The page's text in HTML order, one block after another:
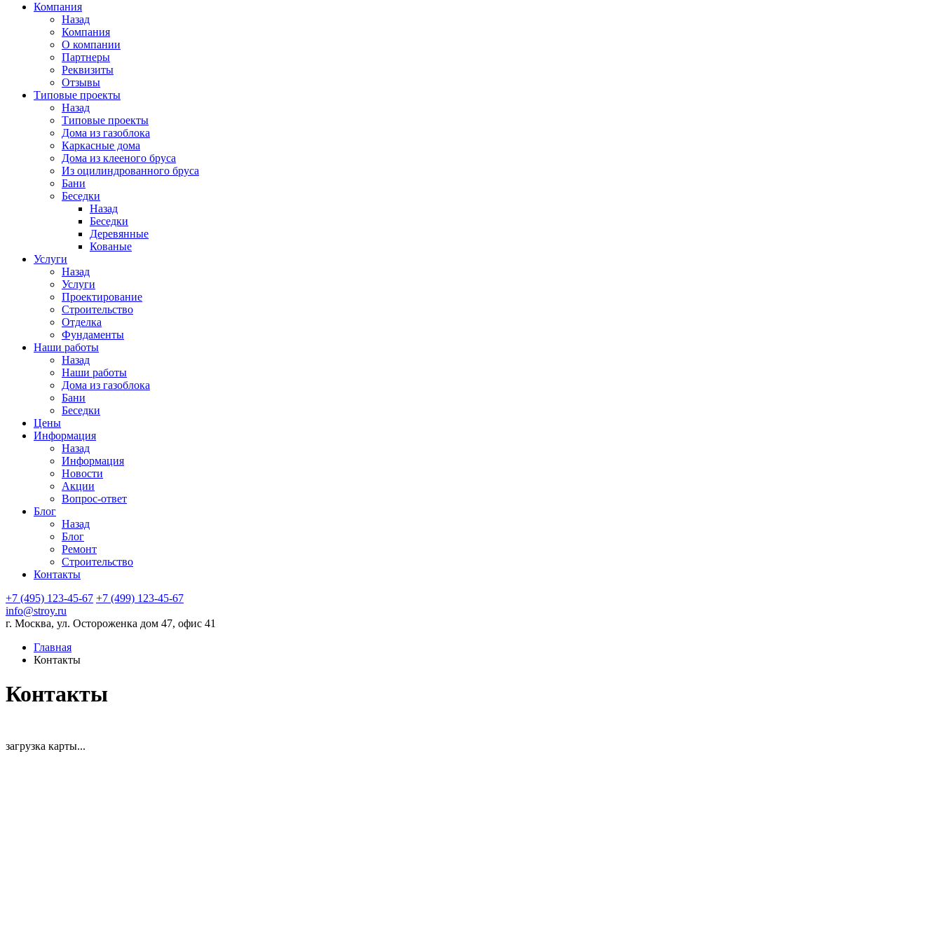
Компания
Назад
Компания
О компании
Партнеры
Реквизиты
Отзывы
Типовые проекты
Назад
Типовые проекты
Дома из газоблока
Каркасные дома
Дома из клееного бруса
Из оцилиндрованного бруса
Бани
Беседки
Назад
Беседки
Деревянные
Кованые
Услуги
Назад
Услуги
Проектирование
Строительство
Отделка
Фундаменты
Наши работы
Назад
Наши работы
Дома из газоблока
Бани
Беседки
Цены
Информация
Назад
Информация
Новости
Акции
Вопрос-ответ
Блог
Назад
Блог
Ремонт
Строительство
Контакты
+7 (495) 123-45-67 +7 (499) 123-45-67
info@stroy.ru
г. Москва, ул. Остороженка дом 47, офис 41
Главная
Контакты
Контакты
загрузка карты...